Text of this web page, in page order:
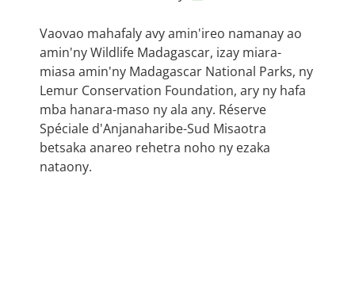
Vaovao mahafaly avy amin'ireo namanay ao
amin'ny Wildlife Madagascar, izay miara-
miasa amin'ny Madagascar National Parks, ny
Lemur Conservation Foundation, ary ny hafa
mba hanara-maso ny ala any. Réserve
Spéciale d'Anjanaharibe-Sud Misaotra
betsaka anareo rehetra noho ny ezaka
nataony.